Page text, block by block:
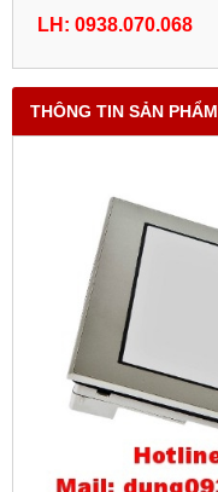
LH: 0938.070.068
THÔNG TIN SẢN PHẨM